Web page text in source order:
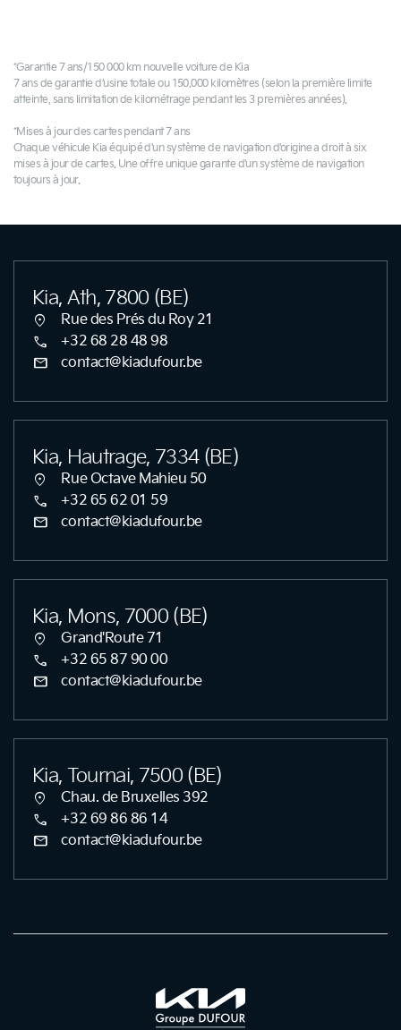
*Garantie 7 ans/150 000 km nouvelle voiture de Kia
7 ans de garantie d’usine totale ou 150.000 kilomètres (selon la première limite
atteinte, sans limitation de kilométrage pendant les 3 premières années).
*Mises à jour des cartes pendant 7 ans
Chaque véhicule Kia équipé d'un système de navigation d'origine a droit à six
mises à jour de cartes. Une offre unique garante d'un système de navigation
toujours à jour.
Kia, Ath, 7800 (BE)
location_on Rue des Prés du Roy 21
call +32 68 28 48 98
mail contact@kiadufour.be
Kia, Hautrage, 7334 (BE)
location_on Rue Octave Mahieu 50
call +32 65 62 01 59
mail contact@kiadufour.be
Kia, Mons, 7000 (BE)
location_on Grand'Route 71
call +32 65 87 90 00
mail contact@kiadufour.be
Kia, Tournai, 7500 (BE)
location_on Chau. de Bruxelles 392
call +32 69 86 86 14
mail contact@kiadufour.be